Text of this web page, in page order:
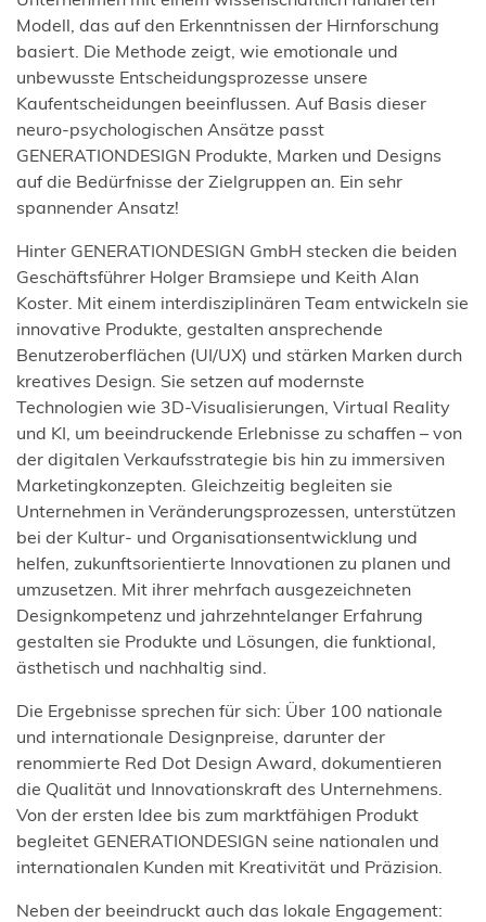
Modell, das auf den Erkenntnissen der Hirnforschung
basiert. Die Methode zeigt, wie emotionale und
unbewusste Entscheidungsprozesse unsere
Kaufentscheidungen beeinflussen. Auf Basis dieser
neuro-psychologischen Ansätze passt
GENERATIONDESIGN Produkte, Marken und Designs
auf die Bedürfnisse der Zielgruppen an. Ein sehr
spannender Ansatz!
Hinter GENERATIONDESIGN GmbH stecken die beiden
Geschäftsführer Holger Bramsiepe und Keith Alan
Koster. Mit einem interdisziplinären Team entwickeln sie
innovative Produkte, gestalten ansprechende
Benutzeroberflächen (UI/UX) und stärken Marken durch
kreatives Design. Sie setzen auf modernste
Technologien wie 3D-Visualisierungen, Virtual Reality
und KI, um beeindruckende Erlebnisse zu schaffen – von
der digitalen Verkaufsstrategie bis hin zu immersiven
Marketingkonzepten. Gleichzeitig begleiten sie
Unternehmen in Veränderungsprozessen, unterstützen
bei der Kultur- und Organisationsentwicklung und
helfen, zukunftsorientierte Innovationen zu planen und
umzusetzen. Mit ihrer mehrfach ausgezeichneten
Designkompetenz und jahrzehntelanger Erfahrung
gestalten sie Produkte und Lösungen, die funktional,
ästhetisch und nachhaltig sind.
Die Ergebnisse sprechen für sich: Über 100 nationale
und internationale Designpreise, darunter der
renommierte Red Dot Design Award, dokumentieren
die Qualität und Innovationskraft des Unternehmens.
Von der ersten Idee bis zum marktfähigen Produkt
begleitet GENERATIONDESIGN seine nationalen und
internationalen Kunden mit Kreativität und Präzision.
Neben der beeindruckt auch das lokale Engagement: